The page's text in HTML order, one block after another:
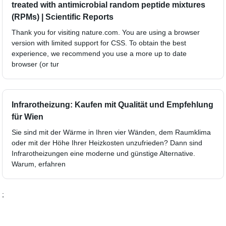
treated with antimicrobial random peptide mixtures
(RPMs) | Scientific Reports
Thank you for visiting nature.com. You are using a browser
version with limited support for CSS. To obtain the best
experience, we recommend you use a more up to date
browser (or tur
Infrarotheizung: Kaufen mit Qualität und Empfehlung
für Wien
Sie sind mit der Wärme in Ihren vier Wänden, dem Raumklima
oder mit der Höhe Ihrer Heizkosten unzufrieden? Dann sind
Infrarotheizungen eine moderne und günstige Alternative.
Warum, erfahren
;